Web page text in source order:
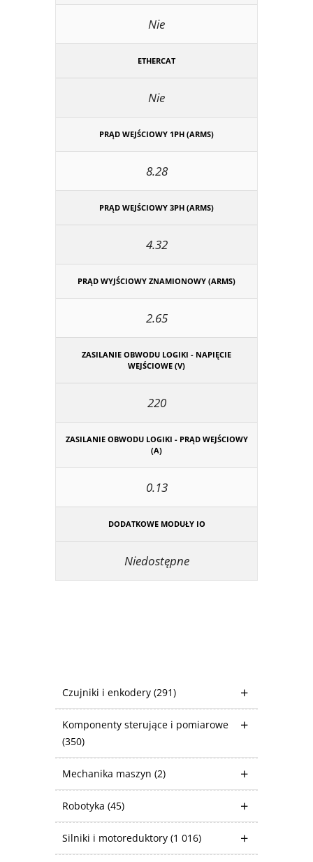
Czujniki i enkodery (291)
Komponenty sterujące i pomiarowe
(350)
Mechanika maszyn (2)
Robotyka (45)
Silniki i motoreduktory (1 016)
Nie
ETHERCAT
Nie
PRĄD WEJŚCIOWY 1PH (ARMS)
8.28
PRĄD WEJŚCIOWY 3PH (ARMS)
4.32
PRĄD WYJŚCIOWY ZNAMIONOWY (ARMS)
2.65
ZASILANIE OBWODU LOGIKI - NAPIĘCIE
WEJŚCIOWE (V)
220
ZASILANIE OBWODU LOGIKI - PRĄD WEJŚCIOWY
(A)
0.13
DODATKOWE MODUŁY IO
Niedostępne